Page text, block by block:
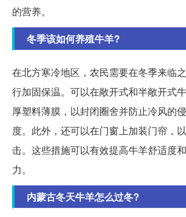
的营养。
冬季该如何养殖牛羊?
在北方寒冷地区，农民需要在冬季来临
行加固保温。可以在敞开式和半敞开式
厚塑料薄膜，以封闭圈舍并防止冷风的
度。此外，还可以在门窗上加装门帘，
击。这些措施可以有效提高牛羊舒适度
力。
内蒙古冬天牛羊怎么过冬?